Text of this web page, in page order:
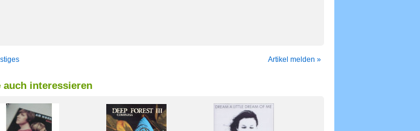
Artikel melden »
auch interessieren